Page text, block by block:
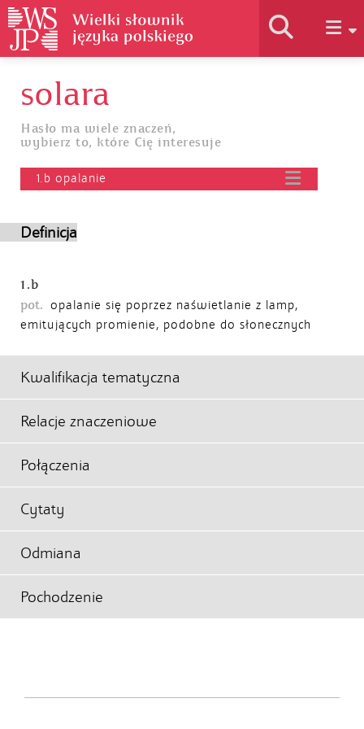
Jak korzystać
solara
Hasło ma wiele znaczeń,
wybierz to, które Cię interesuje
1.b opalanie
Definicja
1.b
pot. opalanie się poprzez naświetlanie z lamp,
emitujących promienie, podobne do słonecznych
Kwalifikacja tematyczna
Relacje znaczeniowe
Połączenia
Cytaty
Odmiana
Pochodzenie